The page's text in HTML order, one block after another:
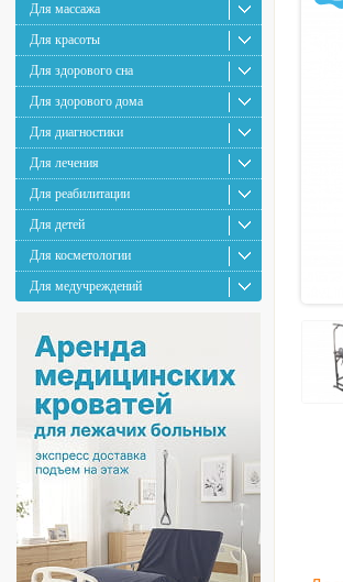
Для массажа
Для красоты
Для здорового сна
Для здорового дома
Для диагностики
Для лечения
Для реабилитации
Для детей
Для косметологии
Для медучреждений